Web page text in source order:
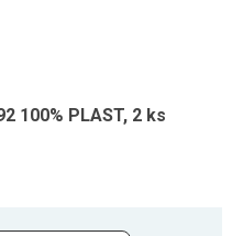
100% PLAST, 2 ks